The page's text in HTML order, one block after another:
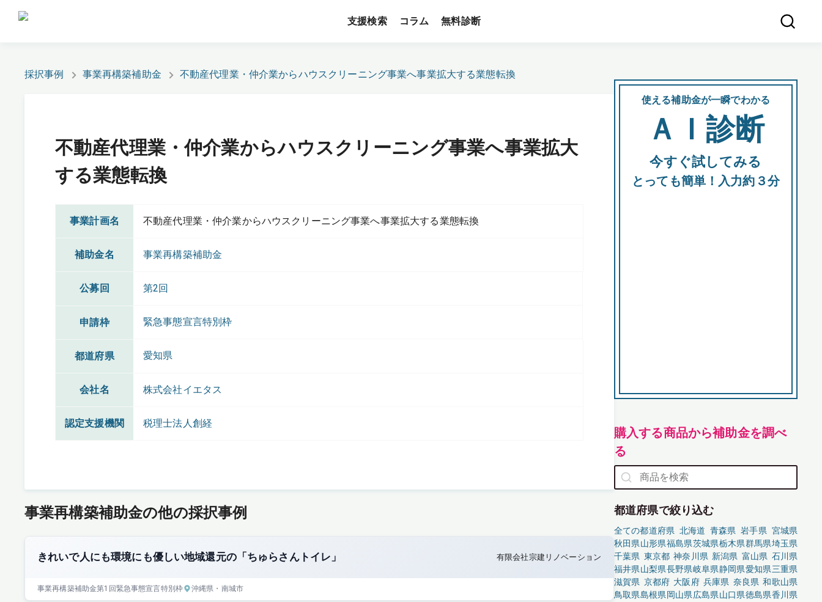
支援検索 コラム 無料診断
採択事例 事業再構築補助金 不動産代理業・仲介業からハウスクリーニング事業へ事業拡大する業態転換
不動産代理業・仲介業からハウスクリーニング事業へ事業拡大
する業態転換
事業計画名 不動産代理業・仲介業からハウスクリーニング事業へ事業拡大する業態転換
補助金名 事業再構築補助金
公募回 第2回
申請枠 緊急事態宣言特別枠
都道府県 愛知県
会社名 株式会社イエタス
認定支援機関 税理士法人創経
事業再構築補助金の他の採択事例
きれいで人にも環境にも優しい地域還元の「ちゅらさんトイレ」 有限会社宗建リノベーション
事業再構築補助金第1回緊急事態宣言特別枠 沖縄県 ・南城市
使える補助金が一瞬でわかる
ＡＩ診断
今すぐ試してみる
とっても簡単！入力約３分
購入する商品から補助金を調べ
る
都道府県で絞り込む
全ての都道府県 北海道 青森県 岩手県 宮城県
秋田県山形県福島県茨城県栃木県群馬県埼玉県
千葉県 東京都 神奈川県 新潟県 富山県 石川県
福井県山梨県長野県岐阜県静岡県愛知県三重県
滋賀県 京都府 大阪府 兵庫県 奈良県 和歌山県
鳥取県島根県岡山県広島県山口県徳島県香川県